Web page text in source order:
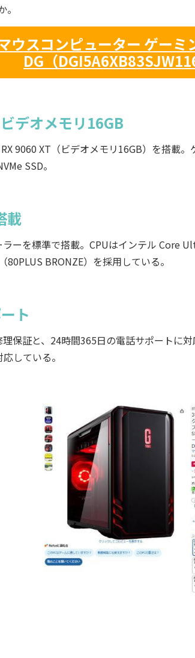
ウスコンピューター ゲーミ
DG（
デオメモリ16GB
9060 XT（ビデオメモリ16GB）を搭載
SSD。
載
ーを標準で搭載。CPUはインテル Core
BRONZE）を採用している。
ト
保証と、24時間365日の電話サポートに
している。